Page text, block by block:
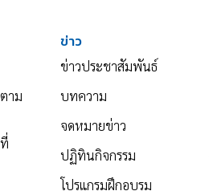
าม
ข่าว
ข่าวประชาสัมพันธ์
บทความ
จดหมายข่าว
ปฏิทินกิจกรรม
โปรแกรมฝึกอบรม